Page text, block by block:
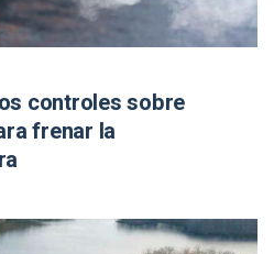
controles sobre
frenar la